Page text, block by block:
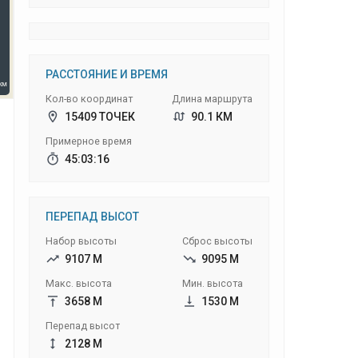
РАССТОЯНИЕ И ВРЕМЯ
Кол-во координат
15409 ТОЧЕК
Примерное время
45:03:16
Длина маршрута
90.1 КМ
ПЕРЕПАД ВЫСОТ
Набор высоты
9107 М
Макс. высота
3658 М
Перепад высот
2128 М
Сброс высоты
9095 М
Мин. высота
1530 М